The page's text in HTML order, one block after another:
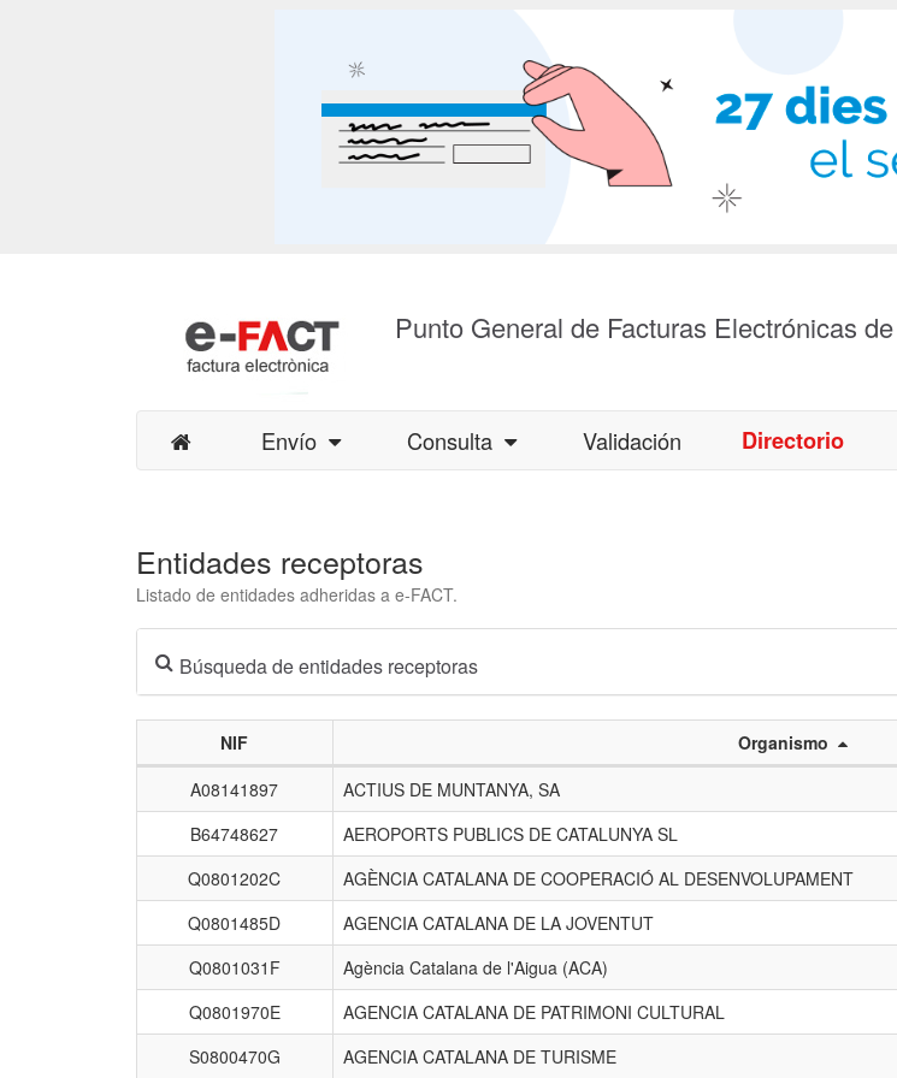
Punto General de Facturas Electrónicas
Envío Consulta Validación Directorio
Entidades receptoras
Listado de entidades adheridas a e-FACT.
Búsqueda de entidades receptoras
entidades
receptoras.
NIF Organismo
A08141897
ACTIUS DE MUNTANYA, SA
B64748627
AEROPORTS PUBLICS DE CATALUNYA SL
Q0801202C
AGÈNCIA CATALANA DE COOPERACIÓ AL DESENVOLUPAMENT
Q0801485D
AGENCIA CATALANA DE LA JOVENTUT
Q0801031F
Agència Catalana de l'Aigua (ACA)
Q0801970E
AGENCIA CATALANA DE PATRIMONI CULTURAL
S0800470G
AGENCIA CATALANA DE TURISME